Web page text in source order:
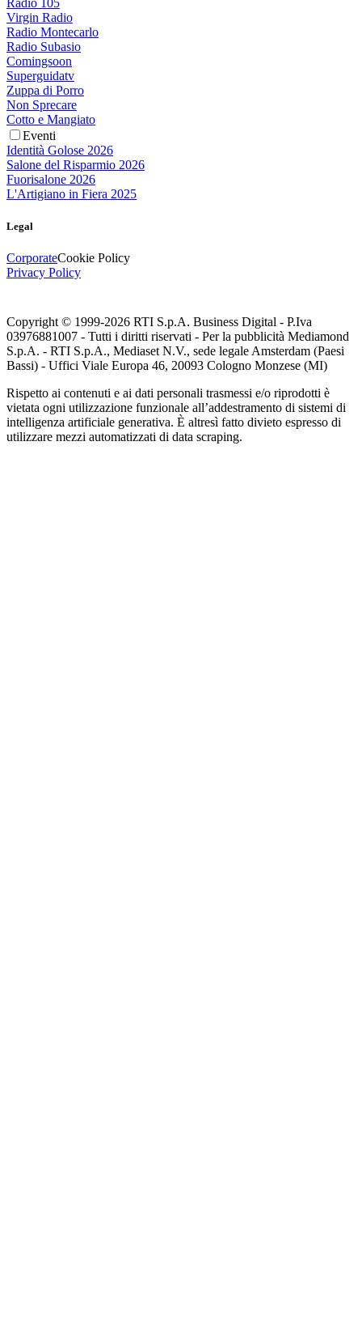
Radio 105
Virgin Radio
Radio Montecarlo
Radio Subasio
Comingsoon
Superguidatv
Zuppa di Porro
Non Sprecare
Cotto e Mangiato
Eventi
Identità Golose 2026
Salone del Risparmio 2026
Fuorisalone 2026
L'Artigiano in Fiera 2025
Legal
CorporateCookie Policy
Privacy Policy
Copyright © 1999-2026 RTI S.p.A. Business Digital - P.Iva
03976881007 - Tutti i diritti riservati - Per la pubblicità Mediamond
S.p.A. - RTI S.p.A., Mediaset N.V., sede legale Amsterdam (Paesi
Bassi) - Uffici Viale Europa 46, 20093 Cologno Monzese (MI)
Rispetto ai contenuti e ai dati personali trasmessi e/o riprodotti è
vietata ogni utilizzazione funzionale all’addestramento di sistemi di
intelligenza artificiale generativa. È altresì fatto divieto espresso di
utilizzare mezzi automatizzati di data scraping.